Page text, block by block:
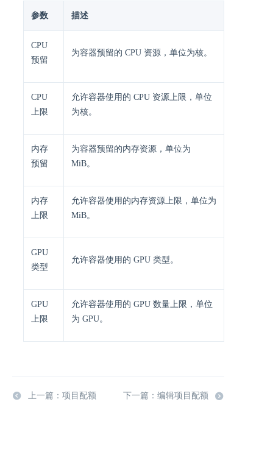
参数 描述
CPU
预留
为容器预留的 CPU 资源，单位为核。
CPU
上限
允许容器使用的 CPU 资源上限，单位
为核。
内存
预留
为容器预留的内存资源，单位为
MiB。
内存
上限
允许容器使用的内存资源上限，单位为
MiB。
GPU
类型
允许容器使用的 GPU 类型。
GPU
上限
允许容器使用的 GPU 数量上限，单位
为 GPU。
上一篇：项目配额 下一篇：编辑项目配额